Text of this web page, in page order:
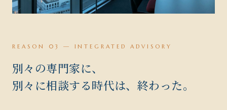
REASON 03 — INTEGRATED ADVISORY
別々の専門家に、
別々に相談する時代は、終わった。